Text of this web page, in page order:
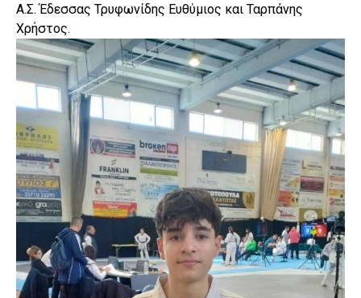
Α.Σ. Έδεσσας Τρυφωνίδης Ευθύμιος και Ταρπάνης
Χρήστος.